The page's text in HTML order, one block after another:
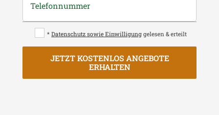
Telefonnummer
* Datenschutz sowie Einwilligung gelesen & erteilt
JETZT KOSTENLOS ANGEBOTE
ERHALTEN